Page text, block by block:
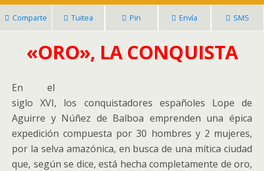
Comparte Tuitea Pin Envía SMS
«ORO», LA CONQUISTA
En el
siglo XVI, los conquistadores españoles Lope de
Aguirre y Núñez de Balboa emprenden una épica
expedición compuesta por 30 hombres y 2 mujeres,
por la selva amazónica, en busca de una mítica ciudad
que, según se dice, está hecha completamente de oro,